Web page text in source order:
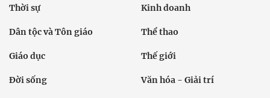
Thời sự Kinh doanh
Dân tộc và Tôn giáo Thể thao
Giáo dục Thế giới
Đời sống Văn hóa - Giải trí